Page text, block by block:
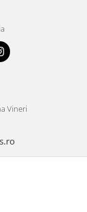
Vineri